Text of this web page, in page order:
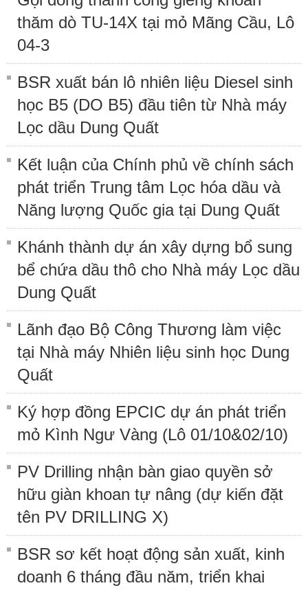
thăm dò TU-14X tại mỏ Mãng Cầu, Lô
04-3
BSR xuất bán lô nhiên liệu Diesel sinh
học B5 (DO B5) đầu tiên từ Nhà máy
Lọc dầu Dung Quất
Kết luận của Chính phủ về chính sách
phát triển Trung tâm Lọc hóa dầu và
Năng lượng Quốc gia tại Dung Quất
Khánh thành dự án xây dựng bổ sung
bể chứa dầu thô cho Nhà máy Lọc dầu
Dung Quất
Lãnh đạo Bộ Công Thương làm việc
tại Nhà máy Nhiên liệu sinh học Dung
Quất
Ký hợp đồng EPCIC dự án phát triển
mỏ Kình Ngư Vàng (Lô 01/10&02/10)
PV Drilling nhận bàn giao quyền sở
hữu giàn khoan tự nâng (dự kiến đặt
tên PV DRILLING X)
BSR sơ kết hoạt động sản xuất, kinh
doanh 6 tháng đầu năm, triển khai